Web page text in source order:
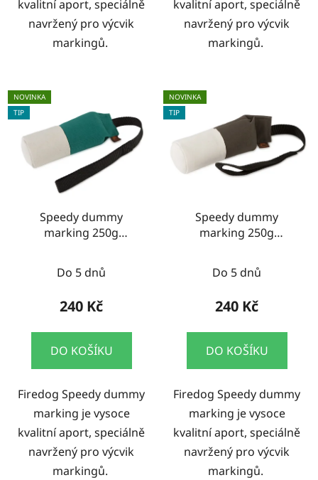
kvalitní aport, speciálně
navržený pro výcvik
markingů.
kvalitní aport, speciálně
navržený pro výcvik
markingů.
NOVINKA
TIP
Speedy dummy
marking 250g
Do 5 dnů
240 Kč
DO KOŠÍKU
Firedog Speedy dummy
marking je vysoce
kvalitní aport, speciálně
navržený pro výcvik
markingů.
NOVINKA
TIP
Speedy dummy
marking 250g
Do 5 dnů
240 Kč
DO KOŠÍKU
Firedog Speedy dummy
marking je vysoce
kvalitní aport, speciálně
navržený pro výcvik
markingů.